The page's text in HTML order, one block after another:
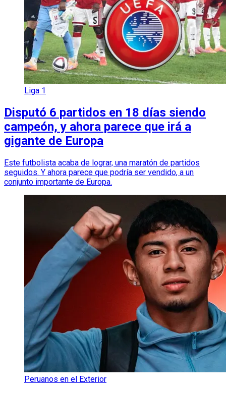
Liga 1
Disputó 6 partidos en 18 días siendo
campeón, y ahora parece que irá a
gigante de Europa
Este futbolista acaba de lograr, una maratón de partidos
seguidos. Y ahora parece que podría ser vendido, a un
conjunto importante de Europa.
Peruanos en el Exterior